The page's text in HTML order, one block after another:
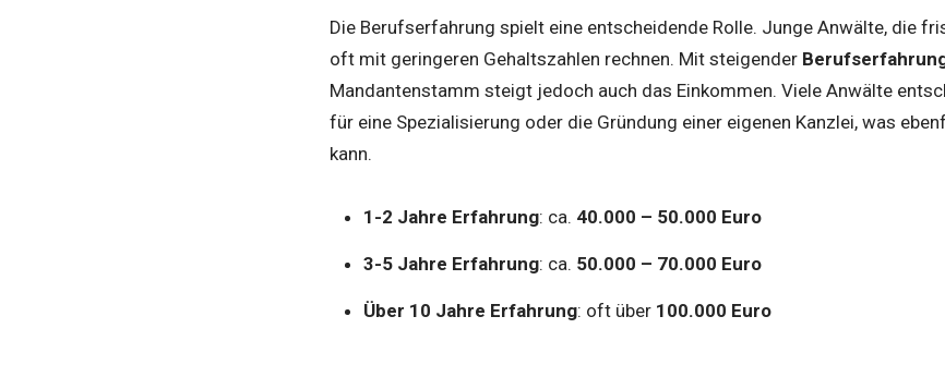
Die Berufserfahrung spielt eine entscheidende Rolle. Junge Anwälte, die
oft mit geringeren Gehaltszahlen rechnen. Mit steigender
Mandantenstamm steigt jedoch auch das Einkommen. Viele Anwälte
für eine Spezialisierung oder die Gründung einer eigenen Kanzlei, was
kann.
1-2 Jahre Erfahrung: ca. 40.000 – 50.000 Euro
3-5 Jahre Erfahrung: ca. 50.000 – 70.000 Euro
Über 10 Jahre Erfahrung: oft über 100.000 Euro